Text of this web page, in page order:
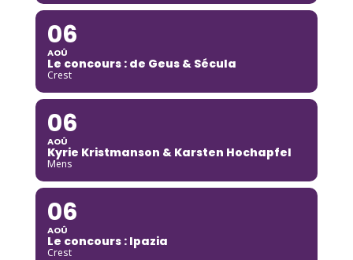
06
AOÛ
Le concours : de Geus & Sécula
Crest
06
AOÛ
Kyrie Kristmanson & Karsten Hochapfel
Mens
06
AOÛ
Le concours : Ipazia
Crest